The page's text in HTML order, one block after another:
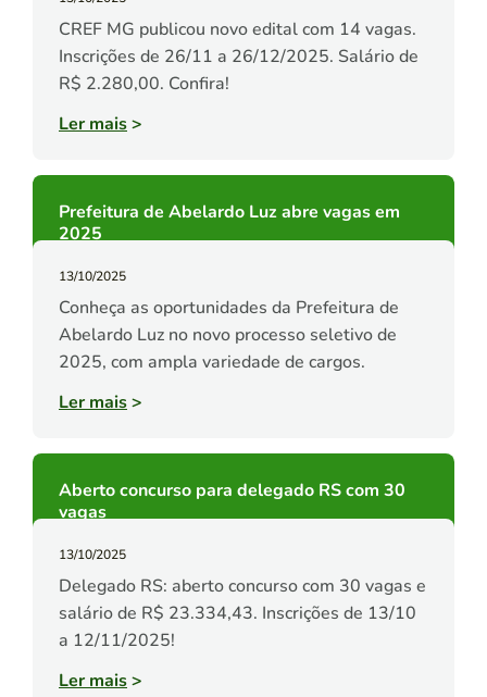
CREF MG publicou novo edital com 14 vagas.
Inscrições de 26/11 a 26/12/2025. Salário de
R$ 2.280,00. Confira!
Ler mais>
Prefeitura de Abelardo Luz abre vagas em
2025
13/10/2025
Conheça as oportunidades da Prefeitura de
Abelardo Luz no novo processo seletivo de
2025, com ampla variedade de cargos.
Ler mais>
Aberto concurso para delegado RS com 30
vagas
13/10/2025
Delegado RS: aberto concurso com 30 vagas e
salário de R$ 23.334,43. Inscrições de 13/10
a 12/11/2025!
Ler mais>